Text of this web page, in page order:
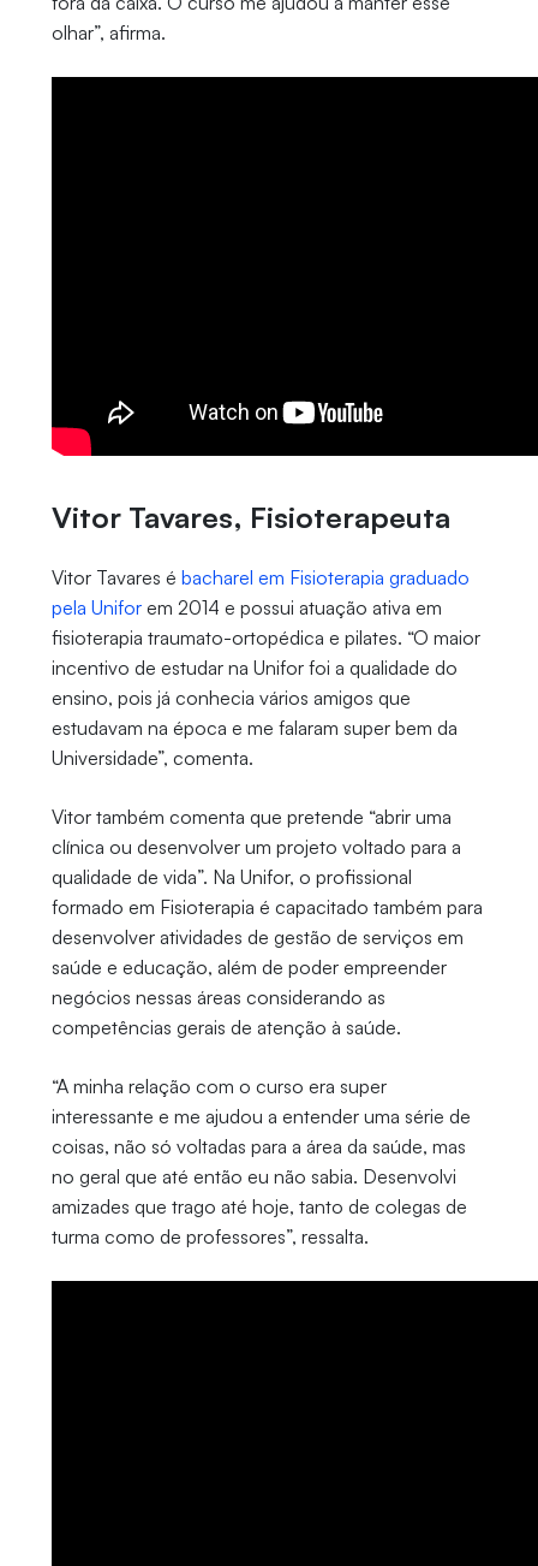
olhar”, afirma.
Vitor Tavares, Fisioterapeuta
Vitor Tavares é bacharel em Fisioterapia graduado
pela Uniforem 2014 e possui atuação ativa em
fisioterapia traumato-ortopédica e pilates. “O maior
incentivo de estudar na Unifor foi a qualidade do
ensino, pois já conhecia vários amigos que
estudavam na época e me falaram super bem da
Universidade”, comenta.
Vitor também comenta que pretende “abrir uma
clínica ou desenvolver um projeto voltado para a
qualidade de vida”. Na Unifor, o profissional
formado em Fisioterapia é capacitado também para
desenvolver atividades de gestão de serviços em
saúde e educação, além de poder empreender
negócios nessas áreas considerando as
competências gerais de atenção à saúde.
“A minha relação com o curso era super
interessante e me ajudou a entender uma série de
coisas, não só voltadas para a área da saúde, mas
no geral que até então eu não sabia. Desenvolvi
amizades que trago até hoje, tanto de colegas de
turma como de professores”, ressalta.